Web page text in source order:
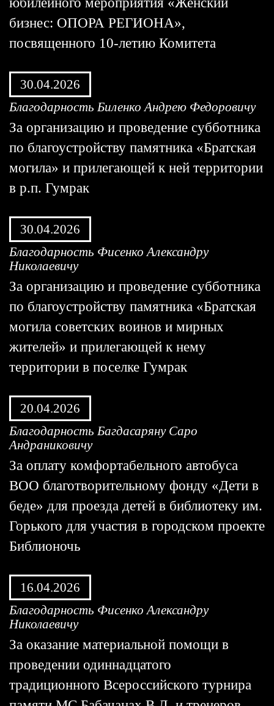
бизнес: ОПОРА РЕГИОНА»,
посвященного 10-летию Комитета
30.04.2026
Благодарность Биленко Андрею Федоровичу
За организацию и проведение субботника
по благоустройству памятника «Братская
могила» и прилегающей к ней территории
в р.п. Гумрак
30.04.2026
Благодарность Фисенко Александру
Николаевичу
За организацию и проведение субботника
по благоустройству памятника «Братская
могила советских воинов и мирных
жителей» и прилегающей к нему
территории в поселке Гумрак
20.04.2026
Благодарность Багдасаряну Саро
Андраниковичу
За оплату комфортабельного автобуса
ВОО благотворительному фонду «Дети в
беде» для проезда детей в библиотеку им.
Горького для участия в городском проекте
Библионочь
16.04.2026
Благодарность Фисенко Александру
Николаевичу
За оказание материальной помощи в
проведении одиннадцатого
традиционного Всероссийского турнира